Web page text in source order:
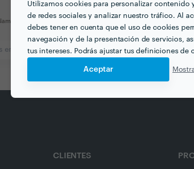
Utilizamos cookies para personalizar
de redes sociales y analizar nuestro tráfico. Al
debes tener en cuenta que el uso de cookies
navegación y de la presentación de servicios,
tus intereses. Podrás ajustar tus definiciones de
Aceptar
Gándara
en a-coruna
CLIENTES